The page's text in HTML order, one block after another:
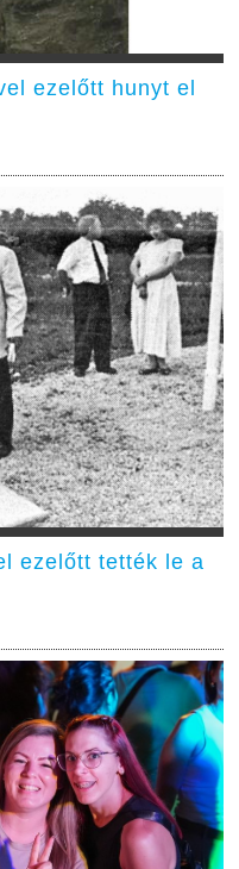
ezelőtt hunyt el
ezelőtt tették le a